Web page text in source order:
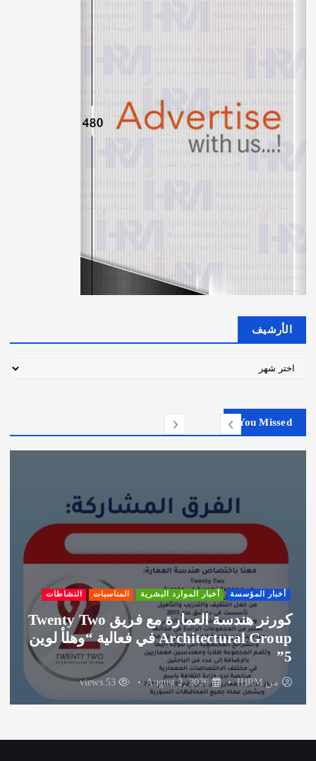
n
o
n
الأرشيف
You Missed
أخبار المؤسسة أخبار الموارد البشرية المناسبات النشاطات
شكر لشركة الغوطة راعي الضيافة لفعالية
وهلأ لوين
من IHRM
August 1, 2026
53 views